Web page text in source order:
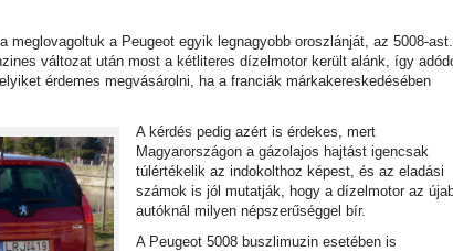
meglovagoltuk a Peugeot egyik legnagyobb oroszlánját, az 5008-
változat után most a kétliteres dízelmotor került alánk, így
érdemes megvásárolni, ha a franciák márkakereskedésében
A kérdés pedig azért is érdekes, mert
Magyarországon a gázolajos hajtást igencsak
túlértékelik az indokolthoz képest, és az eladási
számok is jól mutatják, hogy a dízelmotor az
autóknál milyen népszerűséggel bír.
A Peugeot 5008 buszlimuzin esetében is